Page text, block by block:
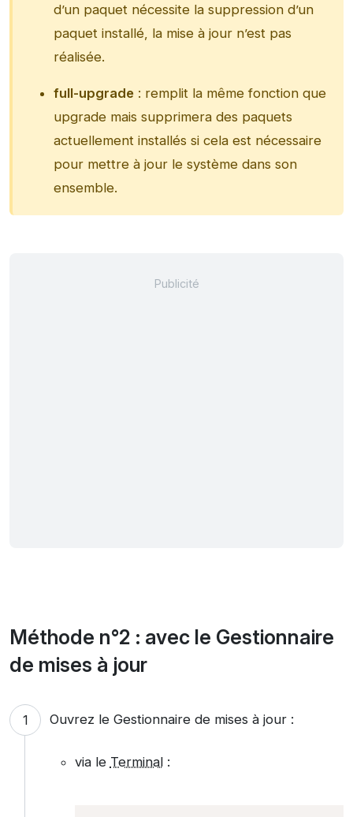
d’un paquet nécessite la suppression d’un
paquet installé, la mise à jour n’est pas
réalisée.
full-upgrade : remplit la même fonction que
upgrade mais supprimera des paquets
actuellement installés si cela est nécessaire
pour mettre à jour le système dans son
ensemble.
Méthode n°2 : avec le Gestionnaire
de mises à jour
Ouvrez le Gestionnaire de mises à jour :
via le Terminal: